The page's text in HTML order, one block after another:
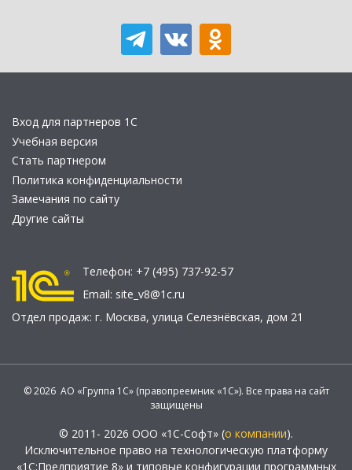
Вход для партнеров 1С
Учебная версия
Стать партнером
Политика конфиденциальности
Замечания по сайту
Другие сайты
Телефон: +7 (495) 737-92-57
Email: site_v8@1c.ru
Отдел продаж: г. Москва, улица Селезнёвская, дом 21
© 2026 АО «Группа 1С» (правопреемник «1С»). Все права на сайт
защищены
© 2011- 2026 ООО «1С-Софт» (о компании).
Исключительное право на технологическую платформу
«1С:Предприятие 8» и типовые конфигурации программных